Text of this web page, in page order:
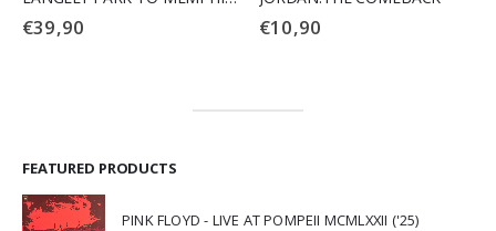
(RSD 2024)
€39,90 €10,90
FEATURED PRODUCTS
PINK FLOYD - LIVE AT POMPEII MCMLXXII ('25)